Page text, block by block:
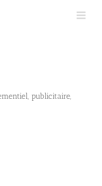
publicitaire,